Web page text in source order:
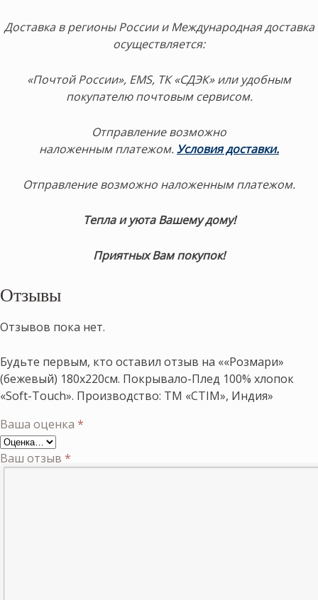
Доставка в регионы России и Международная доставка
осуществляется:
«Почтой России», EMS, ТК «СДЭК» или удобным
покупателю почтовым сервисом.
Отправление возможно
наложенным платежом.Условия доставки.
Отправление возможно наложенным платежом.
Тепла и уюта Вашему дому!
Приятных Вам покупок!
Отзывы
Отзывов пока нет.
Будьте первым, кто оставил отзыв на ««Розмари»
(бежевый) 180х220см. Покрывало-Плед 100% хлопок
«Soft-Touch». Производство: ТМ «CTIM», Индия»
Ваша оценка *
Ваш отзыв *